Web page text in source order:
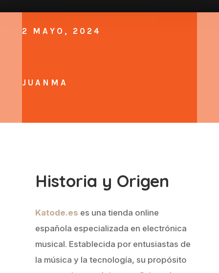
2 MAYO, 2024
JUANMA
Historia y Origen
Katode.es es una tienda online
española especializada en electrónica
musical. Establecida por entusiastas de
la música y la tecnología, su propósito